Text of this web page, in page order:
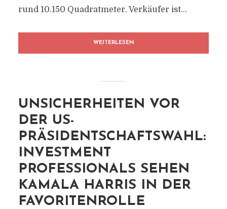
rund 10.150 Quadratmeter. Verkäufer ist...
WEITERLESEN
UNSICHERHEITEN VOR
DER US-
PRÄSIDENTSCHAFTSWAHL:
INVESTMENT
PROFESSIONALS SEHEN
KAMALA HARRIS IN DER
FAVORITENROLLE